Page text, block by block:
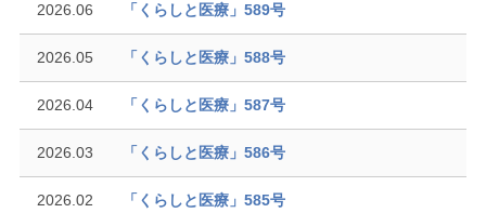
2026.06 「くらしと医療」589号
2026.05 「くらしと医療」588号
2026.04 「くらしと医療」587号
2026.03 「くらしと医療」586号
2026.02 「くらしと医療」585号